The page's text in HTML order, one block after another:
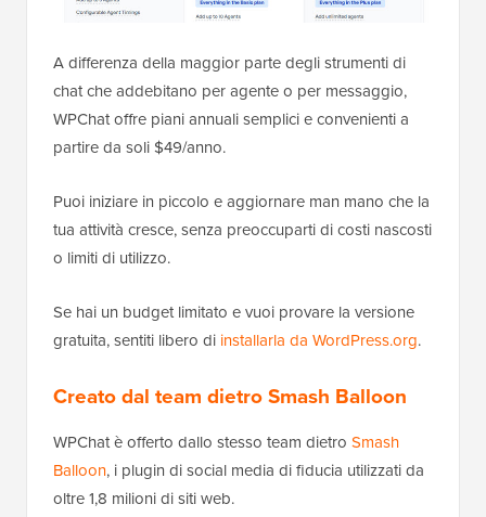
A differenza della maggior parte degli strumenti di
chat che addebitano per agente o per messaggio,
WPChat offre piani annuali semplici e convenienti a
partire da soli $49/anno.
Puoi iniziare in piccolo e aggiornare man mano che la
tua attività cresce, senza preoccuparti di costi nascosti
o limiti di utilizzo.
Se hai un budget limitato e vuoi provare la versione
gratuita, sentiti libero di installarla da WordPress.org.
Creato dal team dietro Smash Balloon
WPChat è offerto dallo stesso team dietro Smash
Balloon, i plugin di social media di fiducia utilizzati da
oltre 1,8 milioni di siti web.